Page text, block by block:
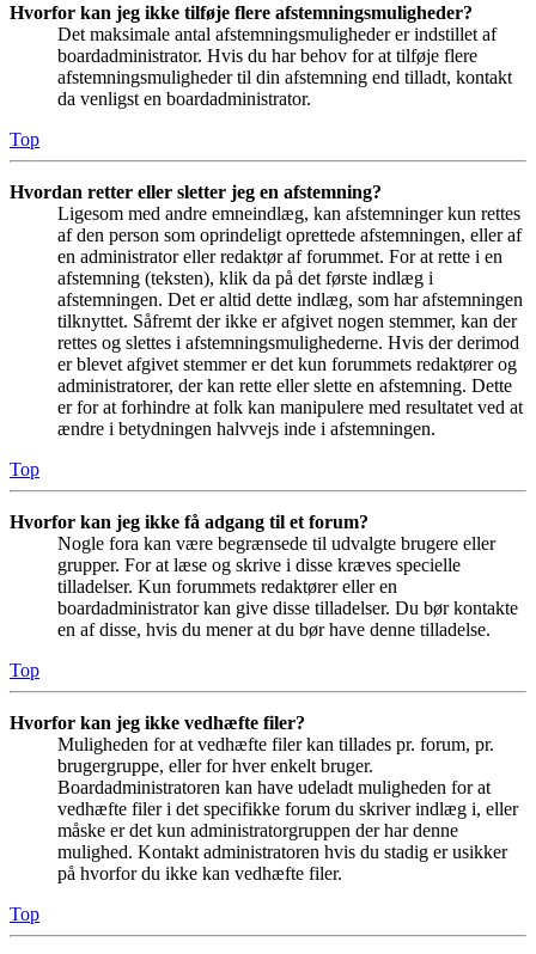
Hvorfor kan jeg ikke tilføje flere afstemningsmuligheder?
Det maksimale antal afstemningsmuligheder er indstillet af
boardadministrator. Hvis du har behov for at tilføje flere
afstemningsmuligheder til din afstemning end tilladt, kontakt
da venligst en boardadministrator.
Top
Hvordan retter eller sletter jeg en afstemning?
Ligesom med andre emneindlæg, kan afstemninger kun rettes
af den person som oprindeligt oprettede afstemningen, eller af
en administrator eller redaktør af forummet. For at rette i en
afstemning (teksten), klik da på det første indlæg i
afstemningen. Det er altid dette indlæg, som har afstemningen
tilknyttet. Såfremt der ikke er afgivet nogen stemmer, kan der
rettes og slettes i afstemningsmulighederne. Hvis der derimod
er blevet afgivet stemmer er det kun forummets redaktører og
administratorer, der kan rette eller slette en afstemning. Dette
er for at forhindre at folk kan manipulere med resultatet ved at
ændre i betydningen halvvejs inde i afstemningen.
Top
Hvorfor kan jeg ikke få adgang til et forum?
Nogle fora kan være begrænsede til udvalgte brugere eller
grupper. For at læse og skrive i disse kræves specielle
tilladelser. Kun forummets redaktører eller en
boardadministrator kan give disse tilladelser. Du bør kontakte
en af disse, hvis du mener at du bør have denne tilladelse.
Top
Hvorfor kan jeg ikke vedhæfte filer?
Muligheden for at vedhæfte filer kan tillades pr. forum, pr.
brugergruppe, eller for hver enkelt bruger.
Boardadministratoren kan have udeladt muligheden for at
vedhæfte filer i det specifikke forum du skriver indlæg i, eller
måske er det kun administratorgruppen der har denne
mulighed. Kontakt administratoren hvis du stadig er usikker
på hvorfor du ikke kan vedhæfte filer.
Top